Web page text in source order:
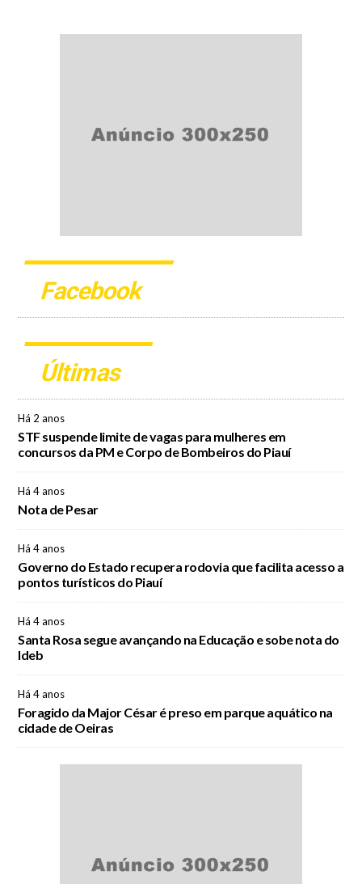
Facebook
Últimas
Há 2 anos
STF suspende limite de vagas para mulheres em
concursos da PM e Corpo de Bombeiros do Piauí
Há 4 anos
Nota de Pesar
Há 4 anos
Governo do Estado recupera rodovia que facilita acesso a
pontos turísticos do Piauí
Há 4 anos
Santa Rosa segue avançando na Educação e sobe nota do
Ideb
Há 4 anos
Foragido da Major César é preso em parque aquático na
cidade de Oeiras